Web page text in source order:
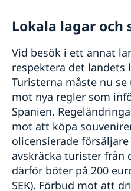
Lokala lagar och
Vid besök i ett annat
respektera det landets
Turisterna måste nu
mot nya regler som
Spanien.
mot att köpa
olicensierade
avskräcka turister från
därför böter på 200
SEK). Förbud mot att